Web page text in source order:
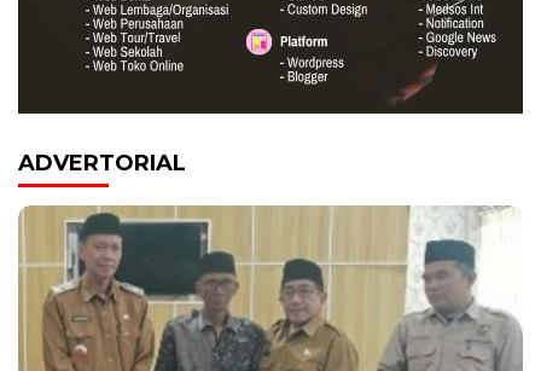
ADVERTORIAL